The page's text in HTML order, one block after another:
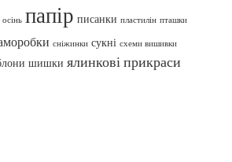
осінь папір писанки пластилін пташки
сніжинки сукні схеми вишивки
шишки ялинкові прикраси